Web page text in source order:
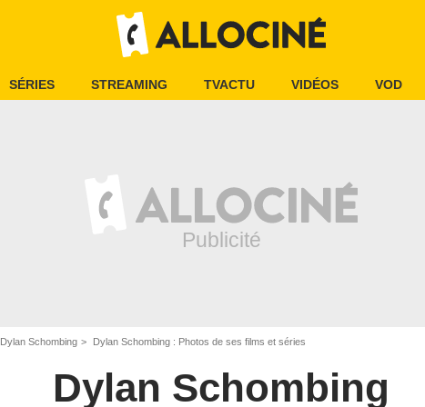
SÉRIES STREAMING TVACTU VIDÉOS VOD
Dylan Schombing Dylan Schombing : Photos de ses films et séries
Dylan Schombing